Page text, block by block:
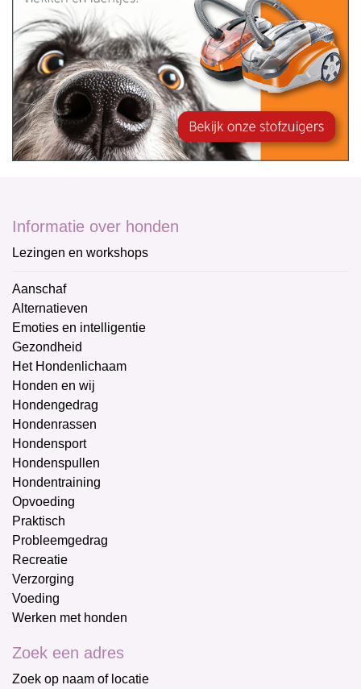
Informatie over honden
Lezingen en workshops
Aanschaf
Alternatieven
Emoties en intelligentie
Gezondheid
Het Hondenlichaam
Honden en wij
Hondengedrag
Hondenrassen
Hondensport
Hondenspullen
Hondentraining
Opvoeding
Praktisch
Probleemgedrag
Recreatie
Verzorging
Voeding
Werken met honden
Zoek een adres
Zoek op naam of locatie